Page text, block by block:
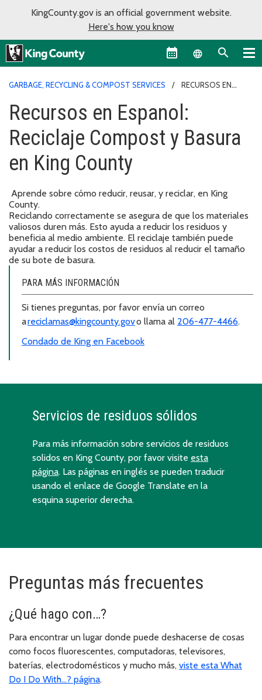
KingCounty.gov is an official government website.
Here's how you know
Language
GARBAGE, RECYCLING & COMPOST SERVICES
RECURSOS EN
Recursos en Espanol:
Reciclaje Compost y Basura
en King County
Aprende sobre cómo reducir, reusar, y reciclar, en King
County.
Reciclando correctamente se asegura de que los materiales
valiosos duren más. Esto ayuda a reducir los residuos y
beneficia al medio ambiente. El reciclaje también puede
ayudar a reducir los costos de residuos al reducir el tamaño
de su bote de basura.
PARA MÁS INFORMACIÓN
Si tienes preguntas, por favor envía un correo
areciclamas@kingcounty.govo llama al 206-477-4466.
Condado de King en Facebook
Servicios de residuos sólidos
Para más información sobre servicios de residuos
solidos en King County, por favor visite esta
página. Las páginas en inglés se pueden traducir
usando el enlace de Google Translate en la
esquina superior derecha.
Preguntas más frecuentes
¿Qué hago con…?
Para encontrar un lugar donde puede deshacerse de cosas
como focos fluorescentes, computadoras, televisores,
baterías, electrodomésticos y mucho más, viste esta What
Do I Do With…? página.